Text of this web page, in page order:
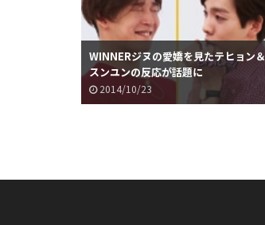
WINNERジヌの愛嬌を見たテヒョン＆
スンユンの反応が話題に
2014/10/23